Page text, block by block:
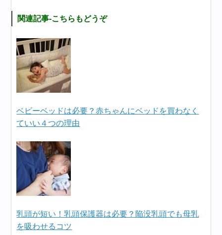
関連記事-こちらもどうぞ
ベビーベッドは必要？赤ちゃんにベッドを買わなく
ていい４つの理由
乳頭が短い！乳頭保護器は必要？陥没乳頭でも母乳
を吸わせるコツ